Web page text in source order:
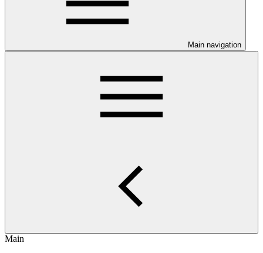
Main navigation
Main